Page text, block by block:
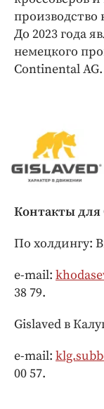
производство
До 2023 года
немецкого
Continental AG.
Контакты
По холдингу:
e-mail:
38 79.
Gislaved в
e-mail:
00 57.